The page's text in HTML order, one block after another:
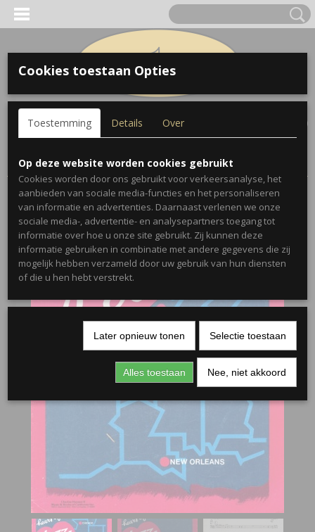
Inloggen Registreren
(0)
Home >Bladmuziek>The Heart of Jazz - Trombone
Cookies toestaan Opties
Toestemming Details Over
Op deze website worden cookies gebruikt
Cookies worden door ons gebruikt voor verkeersanalyse, het
aanbieden van sociale media-functies en het personaliseren
van informatie en advertenties. Daarnaast verlenen we onze
sociale media-, advertentie- en analysepartners toegang tot
informatie over hoe u onze site gebruikt. Zij kunnen deze
informatie gebruiken in combinatie met andere gegevens die zij
mogelijk hebben verzameld door uw gebruik van hun diensten
of die u hen hebt verstrekt.
Later opnieuw tonen Selectie toestaan
Alles toestaan Nee, niet akkoord